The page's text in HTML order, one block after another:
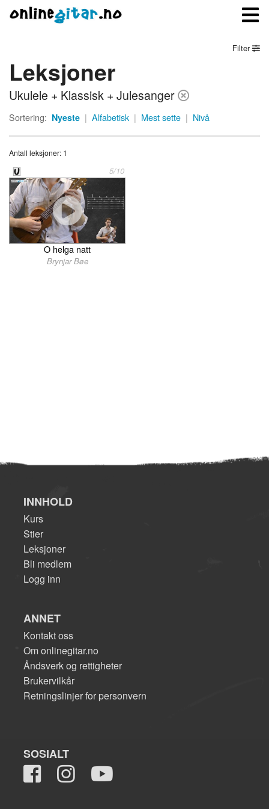
Meny
Logg inn
Kontakt oss
Om onlinegitar.no
Filter
Leksjoner
Ukulele + Klassisk + Julesanger
Sortering: Nyeste | Alfabetisk | Mest sette | Nivå
Antall leksjoner: 1
5/10
O helga natt
Brynjar Bøe
INNHOLD
Kurs
Stier
Leksjoner
Bli medlem
Logg inn
ANNET
Kontakt oss
Om onlinegitar.no
Åndsverk og rettigheter
Brukervilkår
Retningslinjer for personvern
SOSIALT